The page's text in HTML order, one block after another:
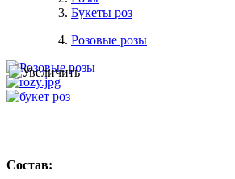
Букеты роз
Розовые розы
Состав: